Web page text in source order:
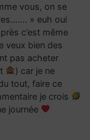
vous, on se
» euh oui
c’est même
veux bien des
pas acheter
) car je ne
tout, faire ce
je crois
journée